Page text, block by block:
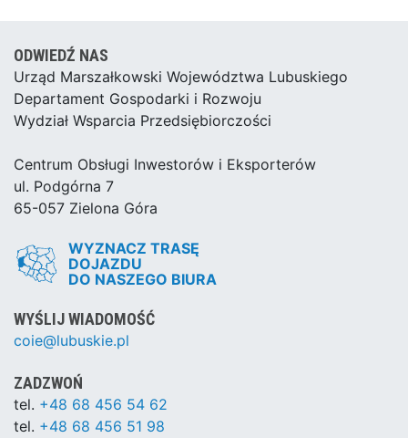
ODWIEDŹ NAS
Urząd Marszałkowski Województwa Lubuskiego
Departament Gospodarki i Rozwoju
Wydział Wsparcia Przedsiębiorczości
Centrum Obsługi Inwestorów i Eksporterów
ul. Podgórna 7
65-057 Zielona Góra
WYZNACZ TRASĘ
DOJAZDU
DO NASZEGO BIURA
WYŚLIJ WIADOMOŚĆ
coie@lubuskie.pl
ZADZWOŃ
tel. +48 68 456 54 62
tel. +48 68 456 51 98